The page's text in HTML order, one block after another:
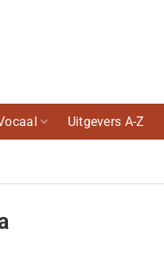
Uitgevers A-Z